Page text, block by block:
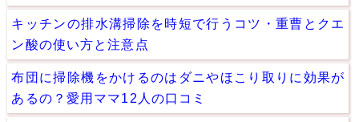
キッチンの排水溝掃除を時短で行うコツ・重曹とクエ
ン酸の使い方と注意点
布団に掃除機をかけるのはダニやほこり取りに効果が
あるの？愛用ママ12人の口コミ